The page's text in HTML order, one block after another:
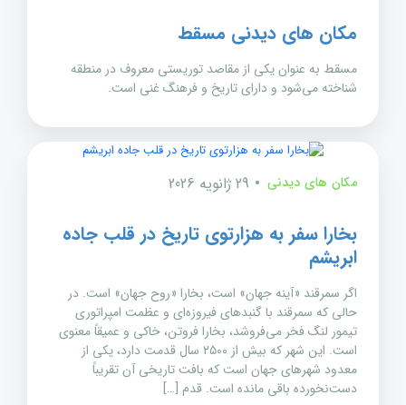
مکان های دیدنی مسقط
مسقط به عنوان یکی از مقاصد توریستی معروف در منطقه
شناخته می‌شود و دارای تاریخ و فرهنگ غنی است.
مکان های دیدنی 29 ژانویه 2026
بخارا سفر به هزارتوی تاریخ در قلب جاده
ابریشم
اگر سمرقند «آینه جهان» است، بخارا «روح جهان» است. در
حالی که سمرقند با گنبدهای فیروزه‌ای و عظمت امپراتوری
تیمور لنگ فخر می‌فروشد، بخارا فروتن، خاکی و عمیقاً معنوی
است. این شهر که بیش از ۲۵۰۰ سال قدمت دارد، یکی از
معدود شهرهای جهان است که بافت تاریخی آن تقریباً
دست‌نخورده باقی مانده است. قدم […]